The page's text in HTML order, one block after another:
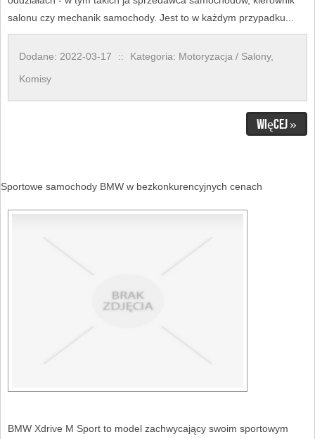
salonu czy mechanik samochody. Jest to w każdym przypadku...
Dodane: 2022-03-17 ::
Kategoria: Motoryzacja / Salony,
Komisy
Więcej »
Sportowe samochody BMW w bezkonkurencyjnych cenach
BMW Xdrive M Sport to model zachwycający swoim sportowym